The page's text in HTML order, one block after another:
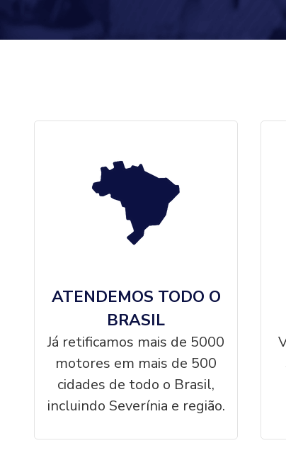
ATENDEMOS TODO O
BRASIL
Já retificamos mais de 5000
motores em mais de 500
cidades de todo o Brasil,
incluindo Severínia e região.